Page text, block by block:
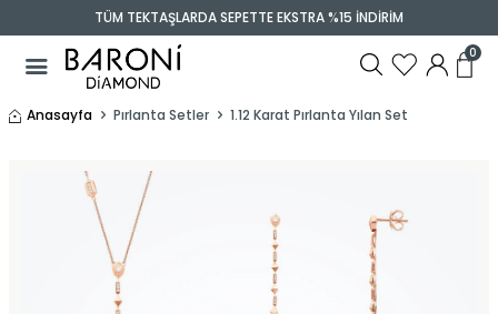
TÜM TEKTAŞLARDA SEPETTE EKSTRA %15 İNDİRİM
0
Anasayfa Pırlanta Setler 1.12 Karat Pırlanta Yılan Set